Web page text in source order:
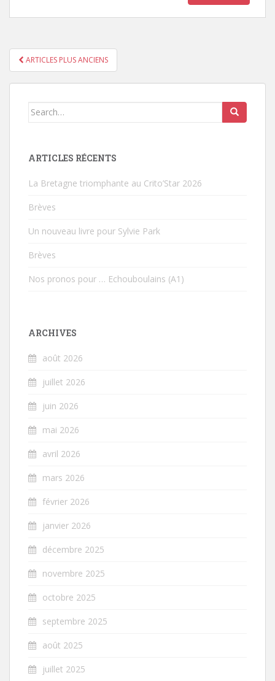
PAGINATION DES ARTICLES
ARTICLES PLUS ANCIENS
Search for:
ARTICLES RÉCENTS
La Bretagne triomphante au Crito’Star 2026
Brèves
Un nouveau livre pour Sylvie Park
Brèves
Nos pronos pour … Echouboulains (A1)
ARCHIVES
août 2026
juillet 2026
juin 2026
mai 2026
avril 2026
mars 2026
février 2026
janvier 2026
décembre 2025
novembre 2025
octobre 2025
septembre 2025
août 2025
juillet 2025